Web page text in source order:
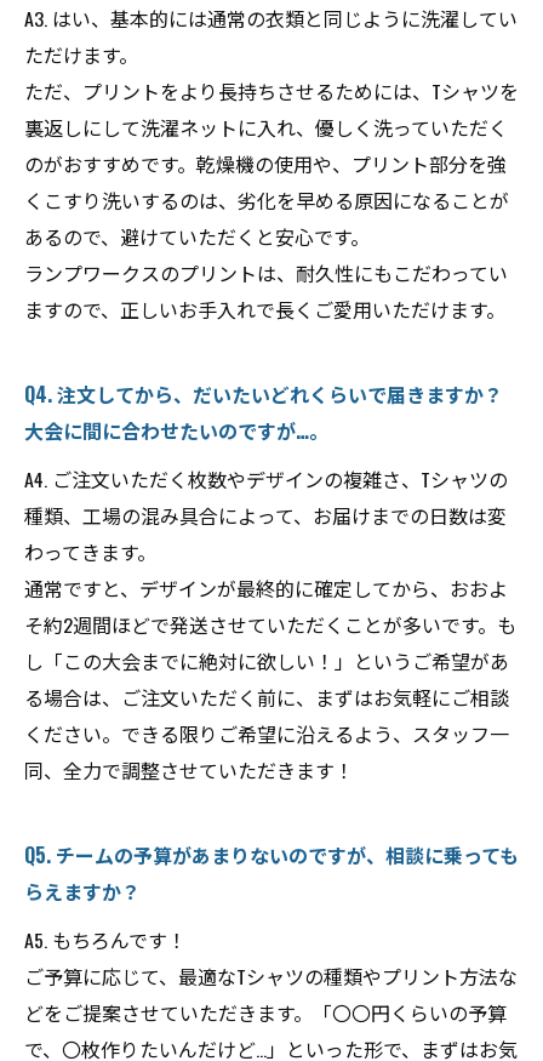
A3. はい、基本的には通常の衣類と同じように洗濯してい
ただけます。
ただ、プリントをより長持ちさせるためには、Tシャツを
裏返しにして洗濯ネットに入れ、優しく洗っていただく
のがおすすめです。乾燥機の使用や、プリント部分を強
くこすり洗いするのは、劣化を早める原因になることが
あるので、避けていただくと安心です。
ランプワークスのプリントは、耐久性にもこだわってい
ますので、正しいお手入れで長くご愛用いただけます。
Q4. 注文してから、だいたいどれくらいで届きますか？
大会に間に合わせたいのですが…。
A4. ご注文いただく枚数やデザインの複雑さ、Tシャツの
種類、工場の混み具合によって、お届けまでの日数は変
わってきます。
通常ですと、デザインが最終的に確定してから、おおよ
そ約2週間ほどで発送させていただくことが多いです。も
し「この大会までに絶対に欲しい！」というご希望があ
る場合は、ご注文いただく前に、まずはお気軽にご相談
ください。できる限りご希望に沿えるよう、スタッフ一
同、全力で調整させていただきます！
Q5. チームの予算があまりないのですが、相談に乗っても
らえますか？
A5. もちろんです！
ご予算に応じて、最適なTシャツの種類やプリント方法な
どをご提案させていただきます。「〇〇円くらいの予算
で、〇枚作りたいんだけど…」といった形で、まずはお気